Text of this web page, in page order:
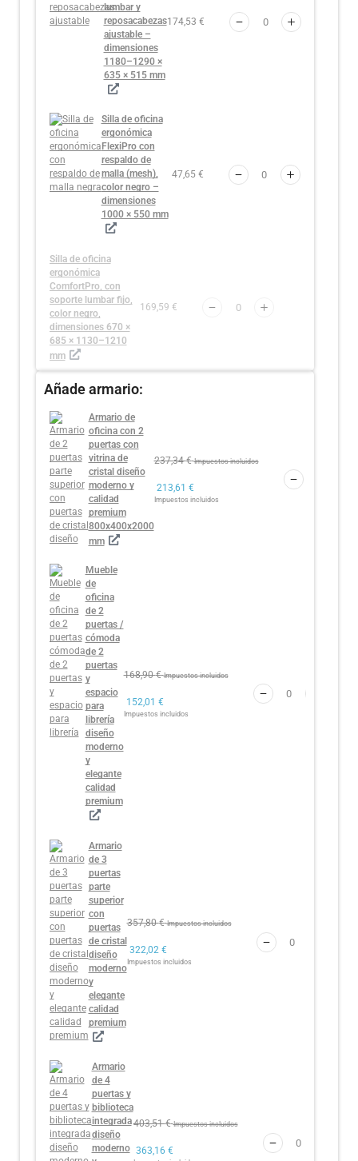
lumbar y
reposacabezas
ajustable –
dimensiones
1180–1290 ×
635 × 515 mm
174,53 €
Silla de oficina
ergonómica
FlexiPro con
respaldo de
malla (mesh),
color negro –
dimensiones
1000 × 550 mm
47,65 €
Silla de oficina
ergonómica
ComfortPro, con
soporte lumbar fijo,
color negro,
dimensiones 670 ×
685 × 1130–1210
mm
169,59 €
Añade armario:
Armario de
oficina con 2
puertas con
vitrina de
cristal diseño
moderno y
calidad
premium
800x400x2000
mm
237,34€ Impuestos incluidos
213,61 €
Impuestos incluidos
Mueble
de
oficina
de 2
puertas /
cómoda
de 2
puertas
y
espacio
para
librería
diseño
moderno
y
elegante
calidad
premium
168,90€ Impuestos incluidos
152,01 €
Impuestos incluidos
Armario
de 3
puertas
parte
superior
con
puertas
de cristal
diseño
moderno
y
elegante
calidad
premium
357,80€ Impuestos incluidos
322,02 €
Impuestos incluidos
Armario
de 4
puertas y
biblioteca
integrada
diseño
moderno
403,51€ Impuestos incluidos
363,16 €